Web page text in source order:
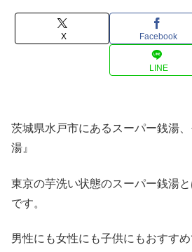
X Facebook
LINE
茨城県水戸市にあるスーパー銭湯
湯』
東京の芋洗い状態のスーパー銭湯
です。
男性にも女性にも子供にもおすすめ